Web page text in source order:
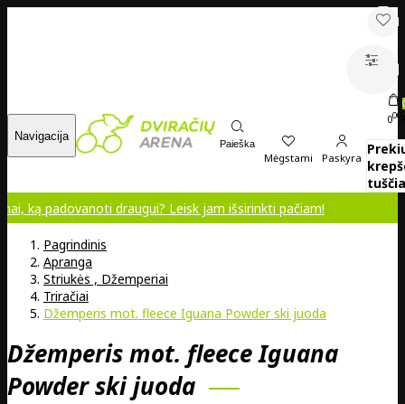
Navigacija
Paieška
Mėgstami Paskyra
000
draugui? Leisk jam išsirinkti pačiam!
Pagrindinis
Apranga
Striukės , Džemperiai
Triračiai
Džemperis mot. fleece Iguana Powder ski juoda
Džemperis mot. fleece Iguana
Powder ski juoda